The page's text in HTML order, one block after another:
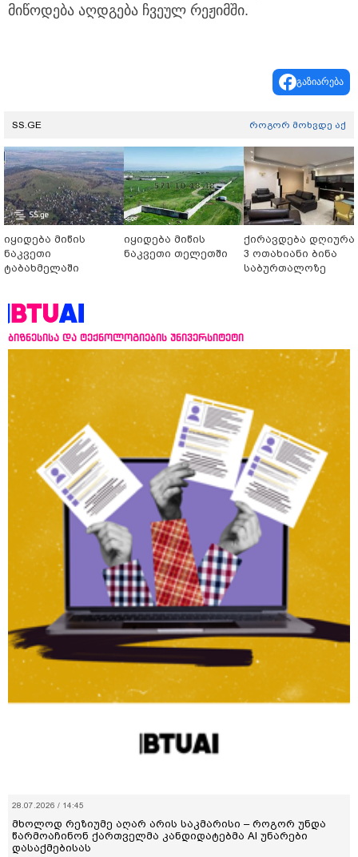
მიწოდება აღდგება ჩვეულ რეჟიმში.
გაზიარება
SS.GE როგორ მოხვდე აქ
იყიდება მიწის
ნაკვეთი
ტაბახმელაში
იყიდება მიწის
ნაკვეთი თელეთში
ქირავდება
3 ოთახიანი ბინა
საბურთალოზე
ბიზნესისა და ტექნოლოგიების უნივერსიტეტი
28.07.2026 / 14:45
მხოლოდ რეზიუმე აღარ არის საკმარისი – როგორ უნდა
წარმოაჩინონ ქართველმა კანდიდატებმა AI უნარები
დასაქმებისას